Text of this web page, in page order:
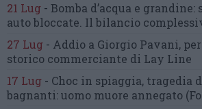
21 Lug - Bomba d’acqua e grandine:
auto bloccate. Il bilancio
27 Lug - Addio a Giorgio Pavani,
storico commerciante di Lay Line
17 Lug - Choc in spiaggia, tragedia
bagnanti:uomo muore annegato